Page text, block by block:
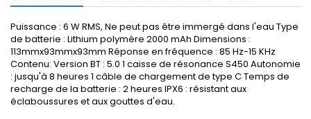
Puissance : 6 W RMS, Ne peut pas être immergé dans l'eau Type
de batterie : Lithium polymère 2000 mAh Dimensions :
113mmx93mmx93mm Réponse en fréquence : 85 Hz-15 KHz
Contenu: Version BT : 5.0 1 caisse de résonance S450 Autonomie
: jusqu'à 8 heures 1 câble de chargement de type C Temps de
recharge de la batterie : 2 heures IPX6 : résistant aux
éclaboussures et aux gouttes d'eau.